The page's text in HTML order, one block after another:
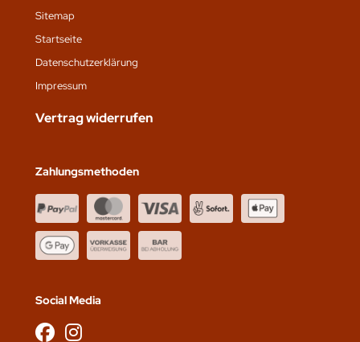
Sitemap
Startseite
Datenschutz­erklärung
Impressum
Vertrag widerrufen
Zahlungsmethoden
Social Media